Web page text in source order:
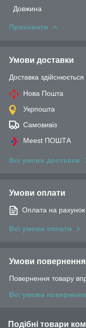
Довжина
Приховати
Умови доставки
Доставка здійснюється
Нова Пошта
Укрпошта
Самовивіз
Meest ПОШТА
Всі умови доставки
Умови оплати
Оплата на рахунок
Всі умови оплати
Умови повернення
Повернення товару
Всі умови
Подібні товари